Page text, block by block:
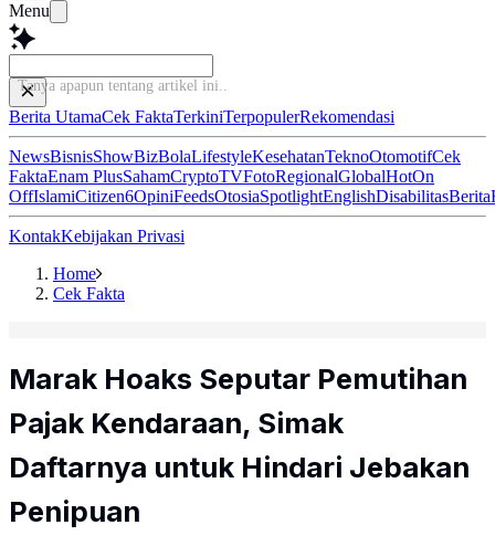
Menu
Tanya apapun tentang artikel
Berita UtamaCek FaktaTerkiniTerpopulerRekomendasi
NewsBisnisShowBizBolaLifestyleKesehatanTeknoOtomotifCek
FaktaEnam PlusSahamCryptoTVFotoRegionalGlobalHotOn
OffIslamiCitizen6OpiniFeedsOtosiaSpotlightEnglishDisabilitasBerita
KontakKebijakan Privasi
Home
Cek Fakta
Marak Hoaks Seputar Pemutihan
Pajak Kendaraan, Simak
Daftarnya untuk Hindari Jebakan
Penipuan